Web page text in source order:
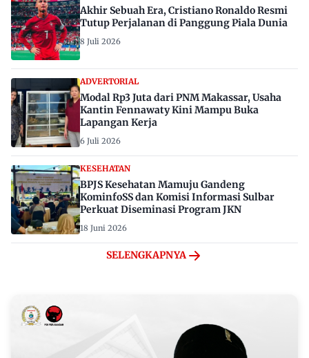
Akhir Sebuah Era, Cristiano Ronaldo Resmi
Tutup Perjalanan di Panggung Piala Dunia
8 Juli 2026
ADVERTORIAL
Modal Rp3 Juta dari PNM Makassar, Usaha
Kantin Fennawaty Kini Mampu Buka
Lapangan Kerja
6 Juli 2026
KESEHATAN
BPJS Kesehatan Mamuju Gandeng
KominfoSS dan Komisi Informasi Sulbar
Perkuat Diseminasi Program JKN
18 Juni 2026
SELENGKAPNYA